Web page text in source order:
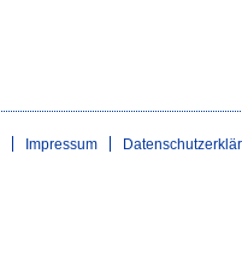
Impressum